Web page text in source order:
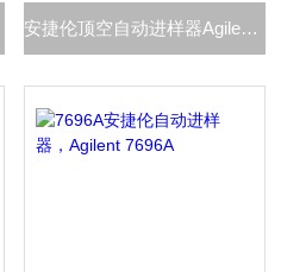
安捷伦顶空自动进样器Agilent 7697A